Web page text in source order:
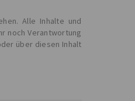
Alle Inhalte und
noch Verantwortung
über diesen Inhalt